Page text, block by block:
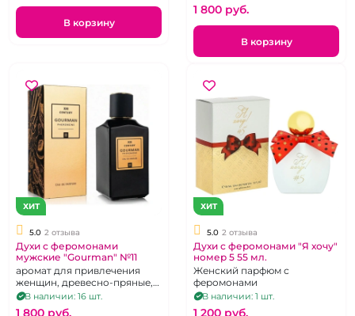
В корзину
1 800 pуб.
В корзину
ХИТ
5.0 2 отзыва
Духи с феромонами
мужские "Gourman" №11
аромат для привлечения
женщин, древесно-пряные,
100 мл
В наличии: 16 шт.
1 800 pуб.
ХИТ
5.0 2 отзыва
Духи с феромонами "Я хочу"
номер 5 55 мл.
Женский парфюм с
феромонами
В наличии: 1 шт.
1 200 pуб.